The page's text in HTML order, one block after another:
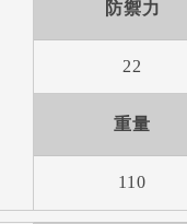
防禦力
22
重量
110